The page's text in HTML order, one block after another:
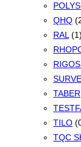
QHQ
RAL (1)
TABER
TILO
TQC